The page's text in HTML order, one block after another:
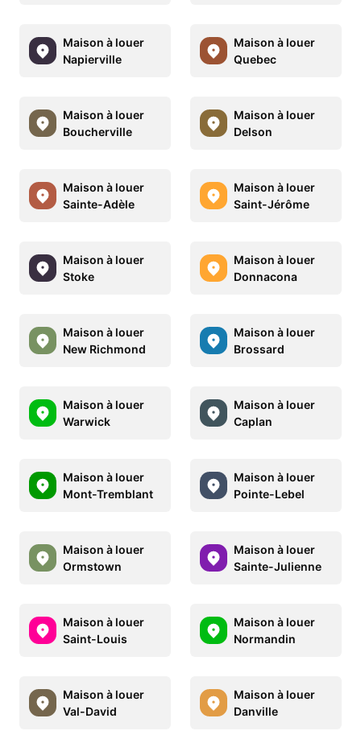
Maison à louer
Napierville
Maison à louer
Quebec
Maison à louer
Boucherville
Maison à louer
Delson
Maison à louer
Sainte-Adèle
Maison à louer
Saint-Jérôme
Maison à louer
Stoke
Maison à louer
Donnacona
Maison à louer
New Richmond
Maison à louer
Brossard
Maison à louer
Warwick
Maison à louer
Caplan
Maison à louer
Mont-Tremblant
Maison à louer
Pointe-Lebel
Maison à louer
Ormstown
Maison à louer
Sainte-Julienne
Maison à louer
Saint-Louis
Maison à louer
Normandin
Maison à louer
Val-David
Maison à louer
Danville